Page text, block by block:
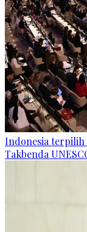
Indonesia terpilih
Takbenda